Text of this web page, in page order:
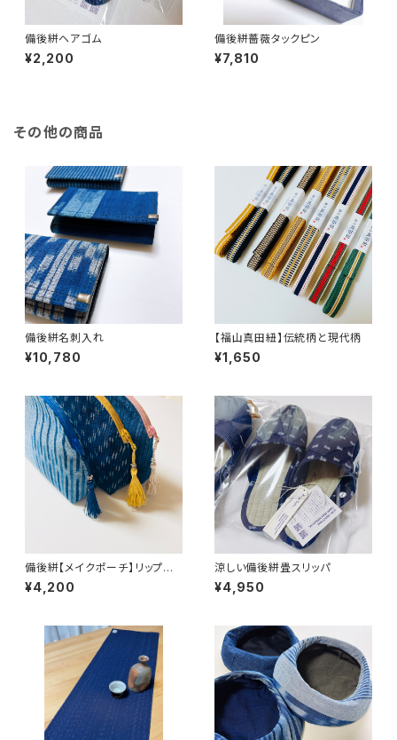
備後絣ヘアゴム
¥2,200
備後絣薔薇タックピン
¥7,810
その他の商品
備後絣名刺入れ
¥10,780
【福山真田紐】伝統柄と現代柄
¥1,650
備後絣【メイクポーチ】リップ立
つ収納
¥4,200
涼しい備後絣畳スリッパ
¥4,950